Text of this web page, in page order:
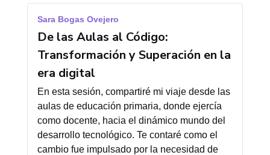
Sara Bogas Ovejero
De las Aulas al Código:
Transformación y Superación en la
era digital
En esta sesión, compartiré mi viaje desde las
aulas de educación primaria, donde ejercía
como docente, hacia el dinámico mundo del
desarrollo tecnológico. Te contaré como el
cambio fue impulsado por la necesidad de